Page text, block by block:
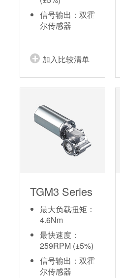
信号输出：双霍
尔传感器
加入比较清单
TGM3 Series
最大负载扭矩：
4.6Nm
最快速度：
259RPM (±5%)
信号输出：双霍
尔传感器